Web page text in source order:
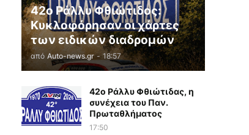
42ο Ράλλυ Φθιώτιδος:
Κυκλοφόρησαν οι χάρτες
των ειδικών διαδρομών
από Auto-news.gr - 18:57
42ο Ράλλυ Φθιώτιδας, η
συνέχεια του Παν.
Πρωταθλήματος
17:50